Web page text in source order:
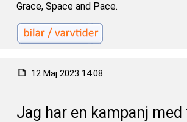
Grace, Space and Pace.
12 Maj 2023 14:08
Jag har en kampanj